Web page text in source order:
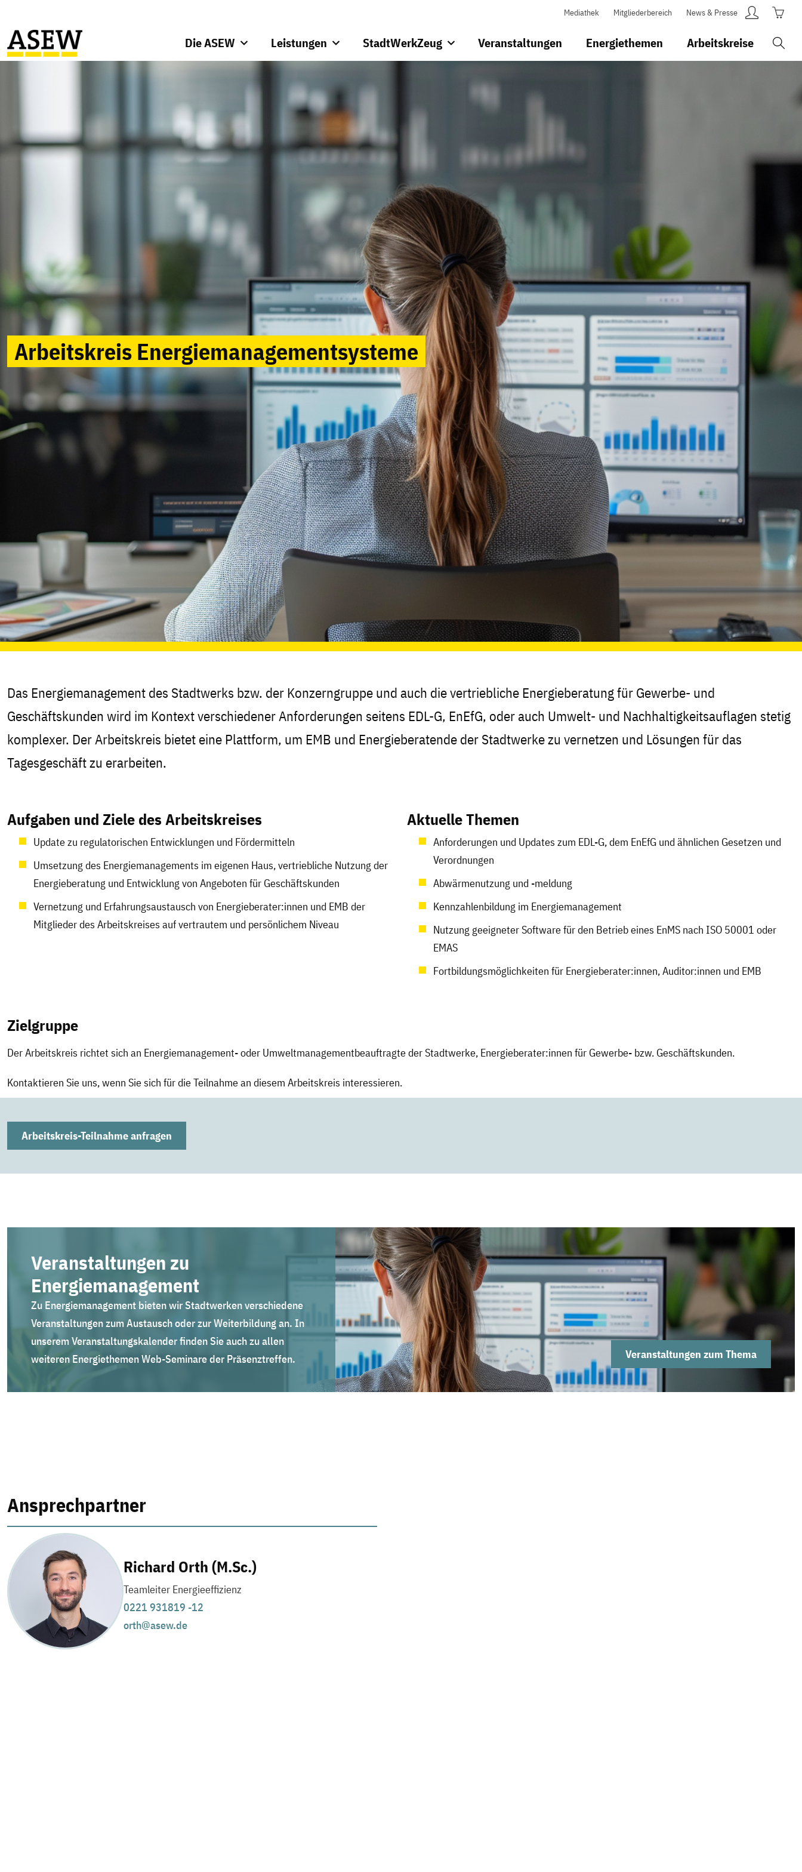
Mediathek Mitgliederbereich News & Presse
Die ASEW Leistungen StadtWerkZeug Veranstaltungen Energiethemen Arbeitskreise
Arbeitskreis Energie­management­systeme
Das Energiemanagement des Stadtwerks bzw. der Konzerngruppe und auch die vertriebliche Energieberatung für Gewerbe- und
Geschäftskunden wird im Kontext verschiedener Anforderungen seitens EDL-G, EnEfG, oder auch Umwelt- und Nachhaltigkeitsauflagen stetig
komplexer. Der Arbeitskreis bietet eine Plattform, um EMB und Energieberatende der Stadtwerke zu vernetzen und Lösungen für das
Tagesgeschäft zu erarbeiten.
Aufgaben und Ziele des Arbeitskreises
Update zu regulatorischen Entwicklungen und Fördermitteln
Umsetzung des Energiemanagements im eigenen Haus, vertriebliche Nutzung der
Energieberatung und Entwicklung von Angeboten für Geschäftskunden
Vernetzung und Erfahrungsaustausch von Energieberater:innen und EMB der
Mitglieder des Arbeitskreises auf vertrautem und persönlichem Niveau
Aktuelle Themen
Anforderungen und Updates zum EDL-G, dem EnEfG und ähnlichen Gesetzen und
Verordnungen
Abwärmenutzung und -meldung
Kennzahlenbildung im Energiemanagement
Nutzung geeigneter Software für den Betrieb eines EnMS nach ISO 50001 oder
EMAS
Fortbildungsmöglichkeiten für Energieberater:innen, Auditor:innen und EMB
Zielgruppe
Der Arbeitskreis richtet sich an Energiemanagement- oder Umweltmanagementbeauftragte der Stadtwerke, Energieberater:innen für Gewerbe- bzw. Geschäftskunden.
Kontaktieren Sie uns, wenn Sie sich für die Teilnahme an diesem Arbeitskreis interessieren.
Arbeitskreis-Teilnahme anfragen
Veranstaltungen zu
Energiemanagement
Zu Energiemanagement bieten wir Stadtwerken verschiedene
Veranstaltungen zum Austausch oder zur Weiterbildung an. In
unserem Veranstaltungskalender finden Sie auch zu allen
weiteren Energiethemen Web-Seminare der Präsenztreffen.
Veranstaltungen zum Thema
Ansprechpartner
Richard Orth (M.Sc.)
Teamleiter Energieeffizienz
0221 931819 -12
orth@asew.de